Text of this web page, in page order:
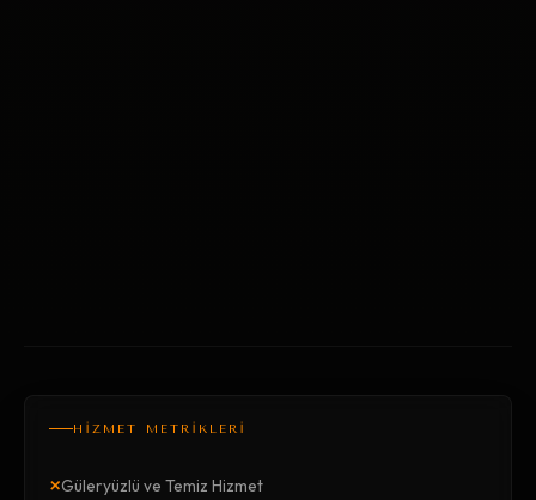
HİZMET METRİKLERİ
×Güleryüzlü ve Temiz Hizmet